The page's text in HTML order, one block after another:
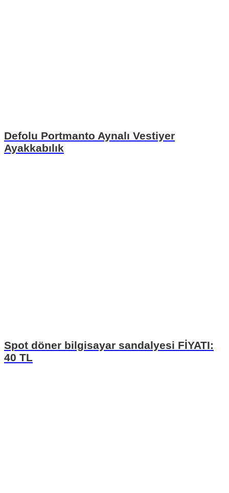
Defolu Portmanto Aynalı Vestiyer
Ayakkabılık
Spot döner bilgisayar sandalyesi FİYATI:
40 TL